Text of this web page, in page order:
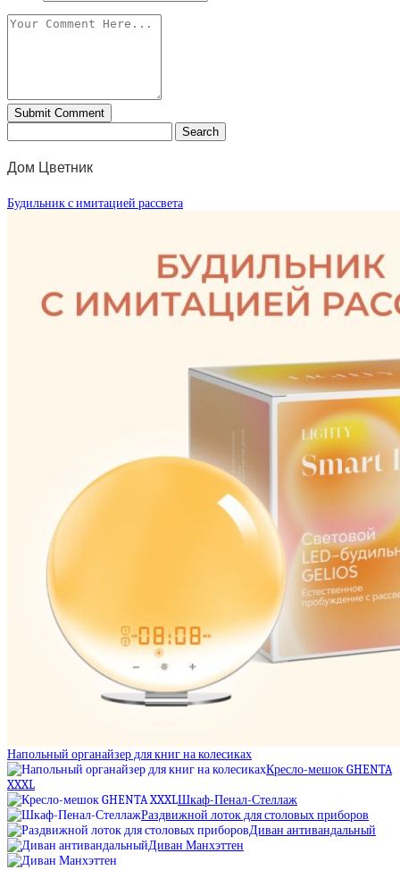
Дом Цветник
Будильник с имитацией рассвета
Напольный органайзер для книг на колесиках
Кресло-мешок GHENTA
XXXL
Шкаф-Пенал-Стеллаж
Раздвижной лоток для столовых приборов
Диван антивандальный
Диван Манхэттен